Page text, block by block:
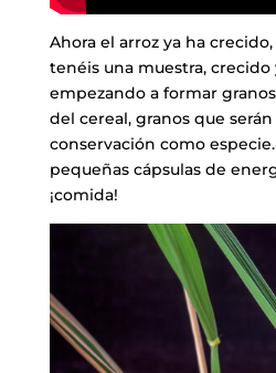
Ahora el arroz ya ha
tenéis una muestra, crecido
empezando a formar
del cereal, granos que
conservación como
pequeñas cápsulas de
¡comida!